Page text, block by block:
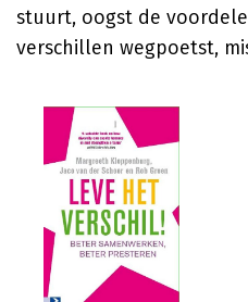
stuurt, oogst de
verschillen wegpoetst,